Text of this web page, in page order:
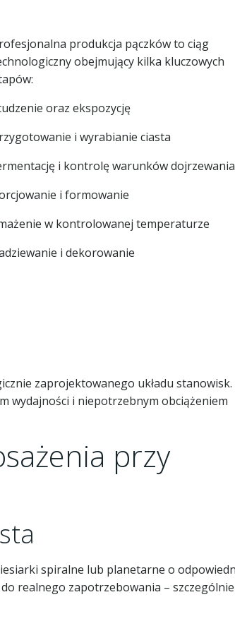
produkcja pączków to ciąg
obejmujący kilka kluczowych
oraz ekspozycję
i wyrabianie ciasta
i kontrolę warunków dojrzewania
i formowanie
w kontrolowanej temperaturze
i dekorowanie
zaprojektowanego układu stanowisk.
wydajności i niepotrzebnym obciążeniem
przy
spiralne lub planetarne o
realnego zapotrzebowania –